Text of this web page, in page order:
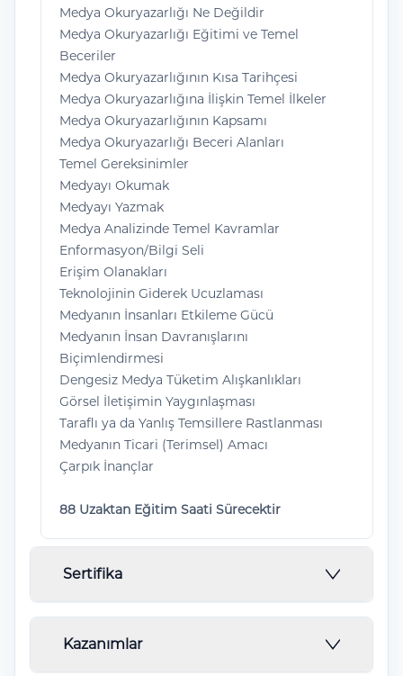
Medya Okuryazarlığı Ne Değildir
Medya Okuryazarlığı Eğitimi ve Temel
Beceriler
Medya Okuryazarlığının Kısa Tarihçesi
Medya Okuryazarlığına İlişkin Temel İlkeler
Medya Okuryazarlığının Kapsamı
Medya Okuryazarlığı Beceri Alanları
Temel Gereksinimler
Medyayı Okumak
Medyayı Yazmak
Medya Analizinde Temel Kavramlar
Enformasyon/Bilgi Seli
Erişim Olanakları
Teknolojinin Giderek Ucuzlaması
Medyanın İnsanları Etkileme Gücü
Medyanın İnsan Davranışlarını
Biçimlendirmesi
Dengesiz Medya Tüketim Alışkanlıkları
Görsel İletişimin Yaygınlaşması
Taraflı ya da Yanlış Temsillere Rastlanması
Medyanın Ticari (Terimsel) Amacı
Çarpık İnançlar
88 Uzaktan Eğitim Saati Sürecektir
Sertifika
Örneği verilen belgede ''Örnek'' olarak
Kazanımlar